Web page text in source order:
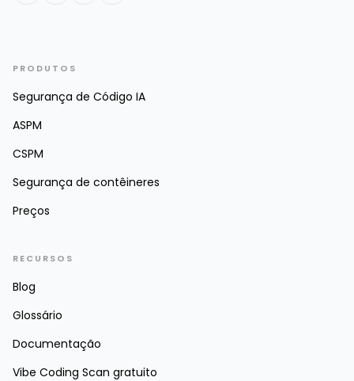
PRODUTOS
Segurança de Código IA
ASPM
CSPM
Segurança de contêineres
Preços
RECURSOS
Blog
Glossário
Documentação
Vibe Coding Scan gratuito